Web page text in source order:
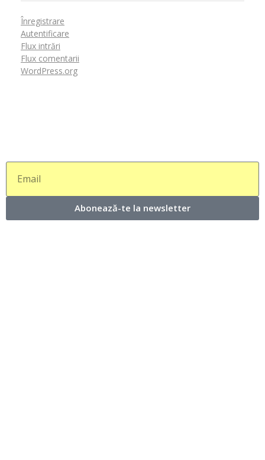
Înregistrare
Autentificare
Flux intrări
Flux comentarii
WordPress.org
Abonează-te la newsletter